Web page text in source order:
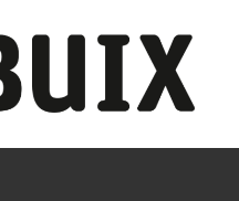
GARBUIX